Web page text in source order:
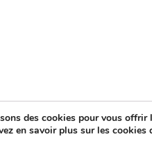
des cookies pour vous offrir
en savoir plus sur les